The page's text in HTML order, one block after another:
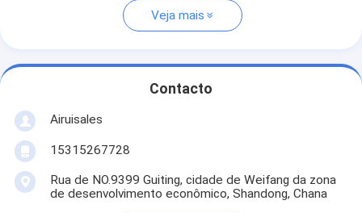
Veja mais
Contacto
Airuisales
15315267728
Rua de NO.9399 Guiting, cidade de Weifang da zona
de desenvolvimento econômico, Shandong, Chana